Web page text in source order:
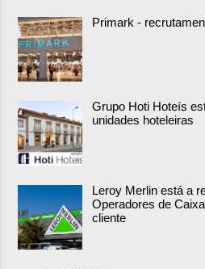
Primark -
Grupo Hoti Hoteís
unidades hoteleiras
Leroy Merlin está a
Operadores de
cliente